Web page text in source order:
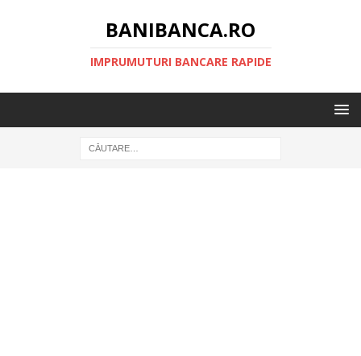
BANIBANCA.RO
IMPRUMUTURI BANCARE RAPIDE